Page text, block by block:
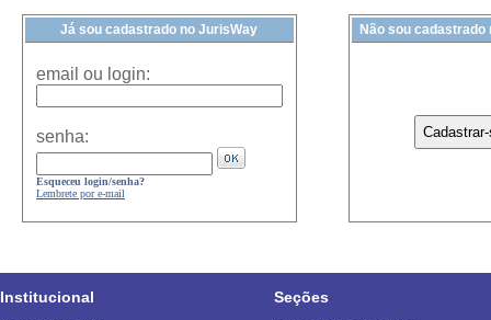
Já sou cadastrado no JurisWay
email ou login:
senha:
Esqueceu login/senha?
Lembrete por e-mail
Não sou cadastrado
Institucional Seções